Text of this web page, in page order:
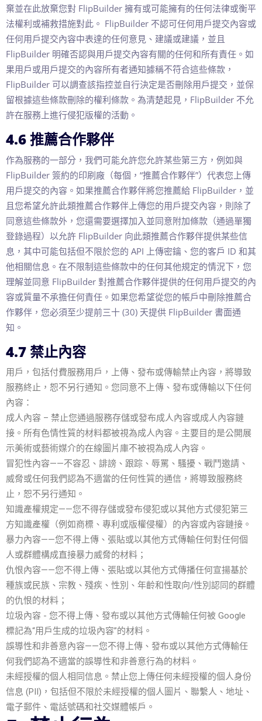
棄並在此放棄您對 FlipBuilder 擁有或可能擁有的任何法律或衡平
法權利或補救措施對此。 FlipBuilder 不認可任何用戶提交內容或
任何用戶提交內容中表達的任何意見、建議或建議，並且
FlipBuilder 明確否認與用戶提交內容有關的任何和所有責任。如
果用戶或用戶提交的內容所有者通知據稱不符合這些條款，
FlipBuilder 可以調查該指控並自行決定是否刪除用戶提交，並保
留根據這些條款刪除的權利條款。為清楚起見，FlipBuilder 不允
許在服務上進行侵犯版權的活動。
4.6 推薦合作夥伴
作為服務的一部分，我們可能允許您允許某些第三方，例如與
FlipBuilder 簽約的印刷廠（每個，“推薦合作夥伴”）代表您上傳
用戶提交的內容。如果推薦合作夥伴將您推薦給 FlipBuilder，並
且您希望允許此類推薦合作夥伴上傳您的用戶提交內容，則除了
同意這些條款外，您還需要選擇加入並同意附加條款（通過單獨
登錄過程）以允許 FlipBuilder 向此類推薦合作夥伴提供某些信
息，其中可能包括但不限於您的 API 上傳密鑰、您的客戶 ID 和其
他相關信息。在不限制這些條款中的任何其他規定的情況下，您
理解並同意 FlipBuilder 對推薦合作夥伴提供的任何用戶提交的內
容或質量不承擔任何責任。如果您希望從您的帳戶中刪除推薦合
作夥伴，您必須至少提前三十 (30) 天提供 FlipBuilder 書面通
知。
4.7 禁止內容
用戶，包括付費服務用戶，上傳、發布或傳輸禁止內容，將導致
服務終止，恕不另行通知。您同意不上傳、發布或傳輸以下任何
內容：
成人內容 – 禁止您通過服務存儲或發布成人內容或成人內容鏈
接。所有色情性質的材料都被視為成人內容。主要目的是公開展
示美術或藝術媒介的在線圖片庫不被視為成人內容。
冒犯性內容——不容忍、誹謗、跟踪、辱罵、騷擾、戰鬥邀請、
威脅或任何我們認為不適當的任何性質的通信，將導致服務終
止，恕不另行通知。
知識產權規定——您不得存儲或發布侵犯或以其他方式侵犯第三
方知識產權（例如商標、專利或版權侵權）的內容或內容鏈接。
暴力內容——您不得上傳、張貼或以其他方式傳輸任何對任何個
人或群體構成直接暴力威脅的材料；
仇恨內容——您不得上傳、張貼或以其他方式傳播任何宣揚基於
種族或民族、宗教、殘疾、性別、年齡和性取向/性別認同的群體
的仇恨的材料；
垃圾內容 - 您不得上傳、發布或以其他方式傳輸任何被 Google
標記為“用戶生成的垃圾內容”的材料。
誤導性和非善意內容——您不得上傳、發布或以其他方式傳輸任
何我們認為不適當的誤導性和非善意行為的材料。
未經授權的個人相同信息。禁止您上傳任何未經授權的個人身份
信息 (PII)，包括但不限於未經授權的個人圖片、聯繫人、地址、
電子郵件、電話號碼和社交媒體帳戶。